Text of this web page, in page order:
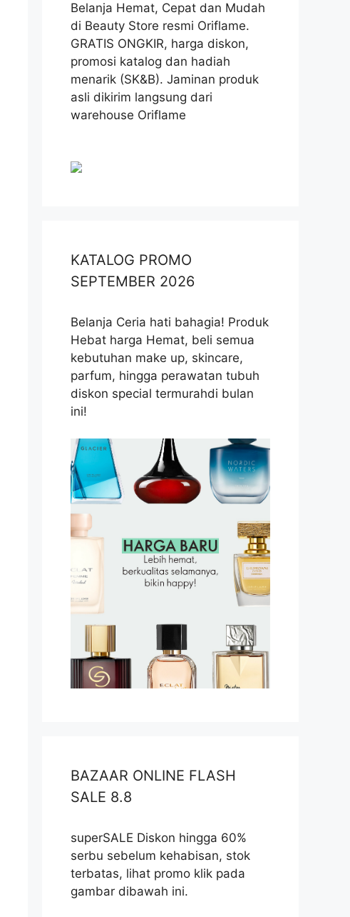
Belanja Hemat, Cepat dan Mudah
di Beauty Store resmi Oriflame.
GRATIS ONGKIR, harga diskon,
promosi katalog dan hadiah
menarik (SK&B). Jaminan produk
asli dikirim langsung dari
warehouse Oriflame
KATALOG PROMO
SEPTEMBER 2026
Belanja Ceria hati bahagia! Produk
Hebat harga Hemat, beli semua
kebutuhan make up, skincare,
parfum, hingga perawatan tubuh
diskon special termurahdi bulan
ini!
BAZAAR ONLINE FLASH
SALE 8.8
superSALE Diskon hingga 60%
serbu sebelum kehabisan, stok
terbatas, lihat promo klik pada
gambar dibawah ini.